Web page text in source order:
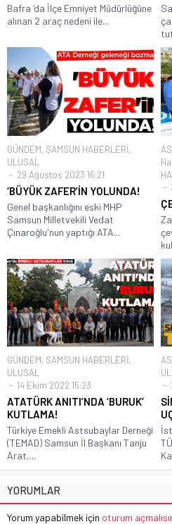
Bafra ‘da İlçe Emniyet Müdürlüğüne
alınan 2 araç nedeni ile...
GÜNDEM, SAMSUN HABERLERİ,
ULUSAL
29 Ağustos 2023 16:21
‘BÜYÜK ZAFER’İN YOLUNDA!
Genel başkanlığını eski MHP
Samsun Milletvekili Vedat
Çınaroğlu'nun yaptığı ATA...
GÜNDEM, SAMSUN HABERLERİ,
ULUSAL
14 Ekim 2022 15:23
ATATÜRK ANITI’NDA ‘BURUK’
KUTLAMA!
Türkiye Emekli Astsubaylar Derneği
(TEMAD) Samsun İl Başkanı Tanju
Arat,...
YORUMLAR
Yorum yapabilmek için oturum